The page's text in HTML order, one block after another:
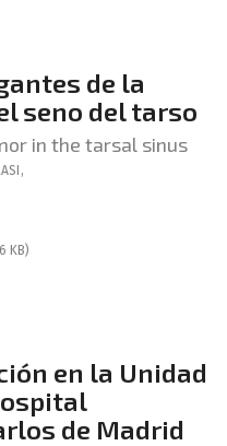
de la
seno del tarso
in the tarsal sinus
,
KB)
en la Unidad
de Madrid